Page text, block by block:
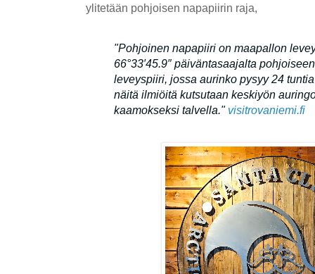
ylitetään pohjoisen napapiirin raja,
"Pohjoinen napapiiri on maapallon
66°33′45.9″ päiväntasaajalta
leveyspiiri, jossa aurinko pysyy 24
näitä ilmiöitä kutsutaan keskiyön
kaamokseksi talvella." visitrovaniemi.fi